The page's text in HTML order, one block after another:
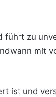
führt zu
mit
ist und